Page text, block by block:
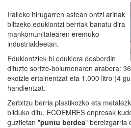
Iraileko hirugarren astean ontzi arinak
biltzeko edukiontzi berriak banatu dira
mankomunitatearen eremuko
industrialdeetan.
Edukiontziek bi edukiera desberdin
dituzte sortze-bolumenaren arabera:
ekoizle ertainentzat eta 1.000 litro (4
handientzat.
Zerbitzu berria plastikozko eta
bilduko ditu, ECOEMBES enpresak
guztietan "puntu berdea" bereizgarria